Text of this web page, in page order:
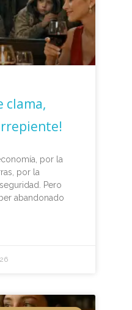
clama,
por la
por la
Pero
abandonado